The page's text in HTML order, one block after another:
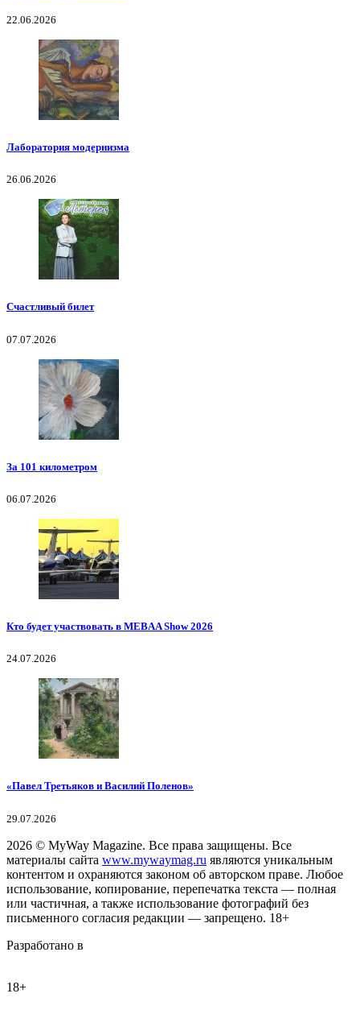
22.06.2026
Лаборатория модернизма
26.06.2026
Счастливый билет
07.07.2026
За 101 километром
06.07.2026
Кто будет участвовать в MEBAA Show 2026
24.07.2026
«Павел Третьяков и Василий Поленов»
29.07.2026
2026 © MyWay Magazine. Все права защищены. Все
материалы сайта www.mywaymag.ru являются уникальным
контентом и охраняются законом об авторском праве. Любое
использование, копирование, перепечатка текста — полная
или частичная, а также использование фотографий без
письменного согласия редакции — запрещено. 18+
Разработано в
18+